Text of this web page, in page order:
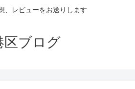
、レビューをお送りします
区ブログ